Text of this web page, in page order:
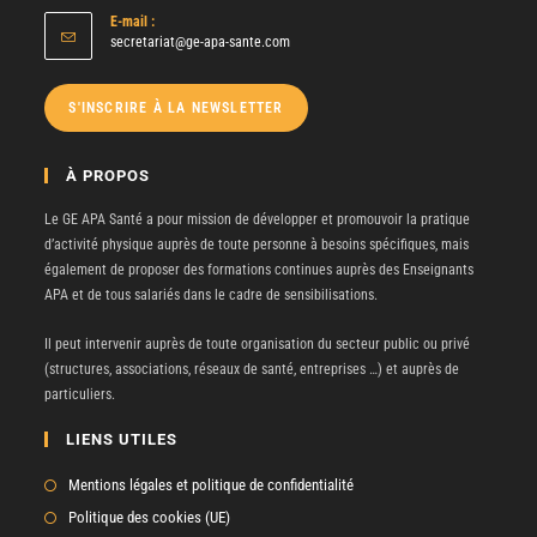
E-mail :
secretariat@ge-apa-sante.com
S'INSCRIRE À LA NEWSLETTER
À PROPOS
Le GE APA Santé a pour mission de développer et promouvoir la pratique
d’activité physique auprès de toute personne à besoins spécifiques, mais
également de proposer des formations continues auprès des Enseignants
APA et de tous salariés dans le cadre de sensibilisations.
Il peut intervenir auprès de toute organisation du secteur public ou privé
(structures, associations, réseaux de santé, entreprises …) et auprès de
particuliers.
LIENS UTILES
Mentions légales et politique de confidentialité
Politique des cookies (UE)